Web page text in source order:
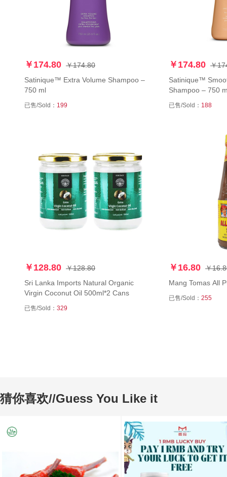
￥174.80 ￥174.80
Satinique™ Extra Volume Shampoo –
750 ml
已售/Sold： 199
￥174.80 ￥
Satinique™
Shampoo – 750
已售/Sold： 188
￥128.80 ￥128.80
Sri Lanka Imports Natural Organic
Virgin Coconut Oil 500ml*2 Cans
已售/Sold： 329
￥16.80 ￥
Mang Tomas All
已售/Sold： 255
猜你喜欢//Guess You Like it